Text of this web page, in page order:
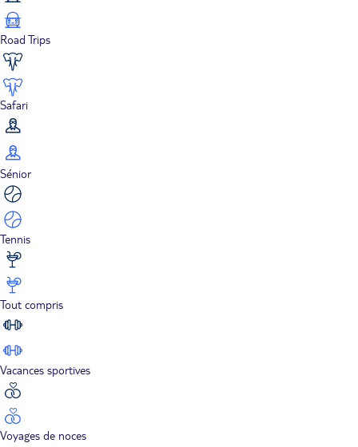
Road Trips
Safari
Sénior
Tennis
Tout compris
Vacances sportives
Voyages de noces